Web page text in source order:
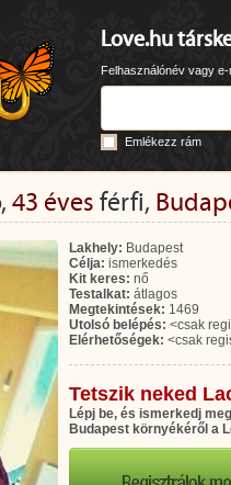
Love.hu
Felhasználónév vagy e-
Emlékezz rám
43 éves férfi,
Lakhely: Budapest
Célja: ismerkedés
Kit keres: nő
Testalkat: átlagos
Megtekintések: 1469
Utolsó belépés: <csak
Elérhetőségek: <csak
Tetszik neked
Lépj be, és ismerkedj
Budapest környékéről a